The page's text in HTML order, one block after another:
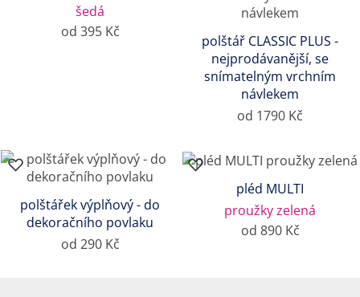
šedá
od 395 Kč
polštář CLASSIC PLUS -
nejprodávanější, se
snímatelným vrchním
návlekem
od 1790 Kč
polštářek výplňový - do
dekoračního povlaku
od 290 Kč
pléd MULTI
proužky zelená
od 890 Kč